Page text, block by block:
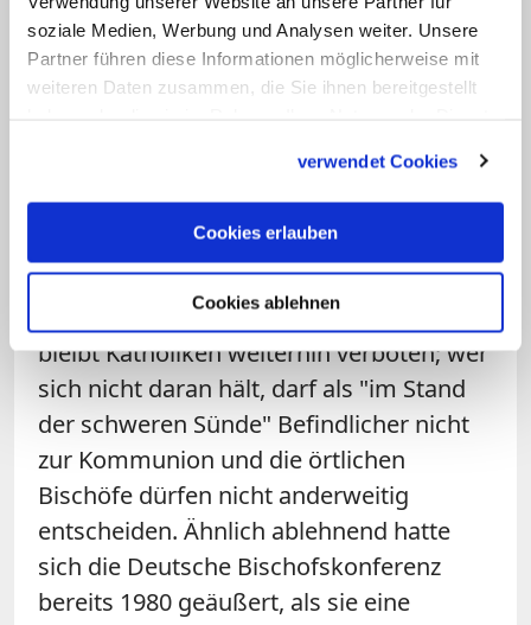
soziale Medien, Werbung und Analysen weiter. Unsere
Partner führen diese Informationen möglicherweise mit
weiteren Daten zusammen, die Sie ihnen bereitgestellt
verwendet Cookies
Cookies erlauben
Cookies ablehnen
auch nicht mehr automatisch
exkommuniziert. Allerdings konnten sich
die katholischen Freimaurer nicht lange
Abend vor dem Inkrafttreten des neuen
Rechts veröffentlichte die
Glaubenskongregation eine Erklärung
zur Freimaurerei mit dem Titel "Urteil der
Kirche unverändert". Tenor: Der Beitritt
bleibt Katholiken weiterhin verboten; wer
sich nicht daran hält, darf als "im Stand
der schweren Sünde" Befindlicher nicht
zur Kommunion und die örtlichen
Bischöfe dürfen nicht anderweitig
entscheiden. Ähnlich ablehnend hatte
sich die Deutsche Bischofskonferenz
bereits 1980 geäußert, als sie eine